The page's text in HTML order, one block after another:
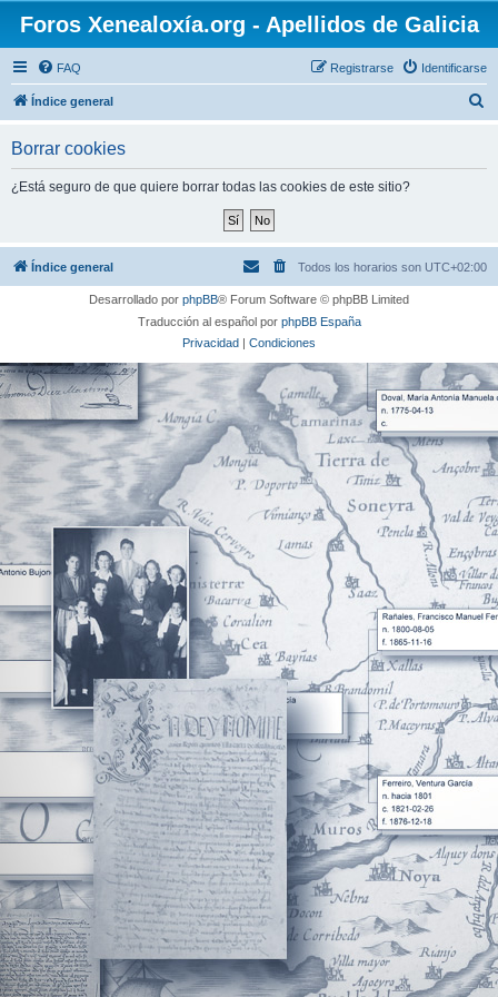
Foros Xenealoxía.org - Apellidos de Galicia
FAQ Identificarse
Registrarse
Índice general
Borrar cookies
¿Está seguro de que quiere borrar todas las cookies de este sitio?
Índice general Todos los horarios son UTC+02:00
Desarrollado por phpBB® Forum Software © phpBB Limited
Traducción al español por phpBB España
Privacidad | Condiciones